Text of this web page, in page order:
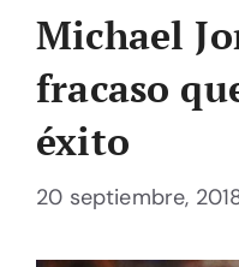
Michael
fracaso
éxito
20 septiembre,